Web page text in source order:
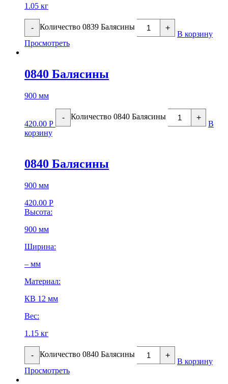
1.05 кг
- Количество 0839 Балясины +
В корзину
Просмотреть
0840 Балясины
900 мм
420.00 Р
- Количество 0840 Балясины +
В
корзину
0840 Балясины
900 мм
420.00 Р
Высота:
900 мм
Ширина:
– мм
Материал:
КВ 12 мм
Вес:
1.15 кг
- Количество 0840 Балясины +
В корзину
Просмотреть